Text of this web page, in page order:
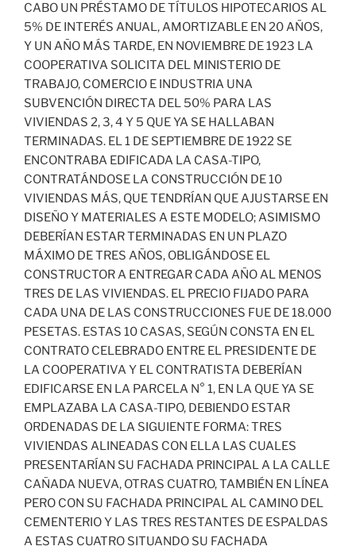
CABO UN PRÉSTAMO DE TÍTULOS HIPOTECARIOS AL
5% DE INTERÉS ANUAL, AMORTIZABLE EN 20 AÑOS,
Y UN AÑO MÁS TARDE, EN NOVIEMBRE DE 1923 LA
COOPERATIVA SOLICITA DEL MINISTERIO DE
TRABAJO, COMERCIO E INDUSTRIA UNA
SUBVENCIÓN DIRECTA DEL 50% PARA LAS
VIVIENDAS 2, 3, 4 Y 5 QUE YA SE HALLABAN
TERMINADAS. EL 1 DE SEPTIEMBRE DE 1922 SE
ENCONTRABA EDIFICADA LA CASA-TIPO,
CONTRATÁNDOSE LA CONSTRUCCIÓN DE 10
VIVIENDAS MÁS, QUE TENDRÍAN QUE AJUSTARSE EN
DISEÑO Y MATERIALES A ESTE MODELO; ASIMISMO
DEBERÍAN ESTAR TERMINADAS EN UN PLAZO
MÁXIMO DE TRES AÑOS, OBLIGÁNDOSE EL
CONSTRUCTOR A ENTREGAR CADA AÑO AL MENOS
TRES DE LAS VIVIENDAS. EL PRECIO FIJADO PARA
CADA UNA DE LAS CONSTRUCCIONES FUE DE 18.000
PESETAS. ESTAS 10 CASAS, SEGÚN CONSTA EN EL
CONTRATO CELEBRADO ENTRE EL PRESIDENTE DE
LA COOPERATIVA Y EL CONTRATISTA DEBERÍAN
EDIFICARSE EN LA PARCELA N° 1, EN LA QUE YA SE
EMPLAZABA LA CASA-TIPO, DEBIENDO ESTAR
ORDENADAS DE LA SIGUIENTE FORMA: TRES
VIVIENDAS ALINEADAS CON ELLA LAS CUALES
PRESENTARÍAN SU FACHADA PRINCIPAL A LA CALLE
CAÑADA NUEVA, OTRAS CUATRO, TAMBIÉN EN LÍNEA
PERO CON SU FACHADA PRINCIPAL AL CAMINO DEL
CEMENTERIO Y LAS TRES RESTANTES DE ESPALDAS
A ESTAS CUATRO SITUANDO SU FACHADA